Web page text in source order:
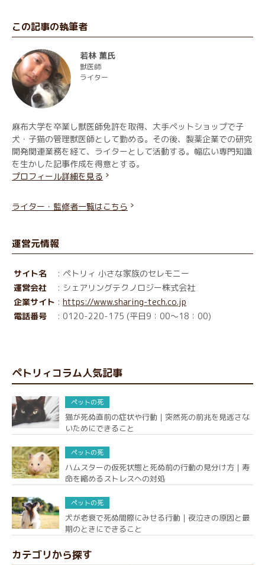
この記事の執筆者
若林 薫氏
獣医師
ライター
麻布大学を卒業し獣医師免許を取得、大手ペットショップで子
犬・子猫の管理獣医師として勤める。その後、製薬企業での研究
開発関連業務を経て、ライターとして活動する。幅広い専門知識
を生かした記事作成を得意とする。
プロフィール詳細を見る
ライター・監修者一覧はこちら
運営元情報
サイト名
: ペトリィ 小さな家族のセレモニー
運営会社
: シェアリングテクノロジー株式会社
企業サイト : https://www.sharing-tech.co.jp
電話番号
: 0120-220-175 (平日9：00～18：00)
ペトリィコラム人気記事
ペットの死
猫が死ぬ直前の症状や行動｜突然死の前兆を見逃さな
いためにできること
ペットの死
ハムスターの仮死状態と死ぬ前の行動の見分け方｜寿
命を縮めるストレスへの対処
ペットの死
犬が老衰で死ぬ間際にみせる行動｜夜泣きの原因と最
期のときにできること
カテゴリから探す